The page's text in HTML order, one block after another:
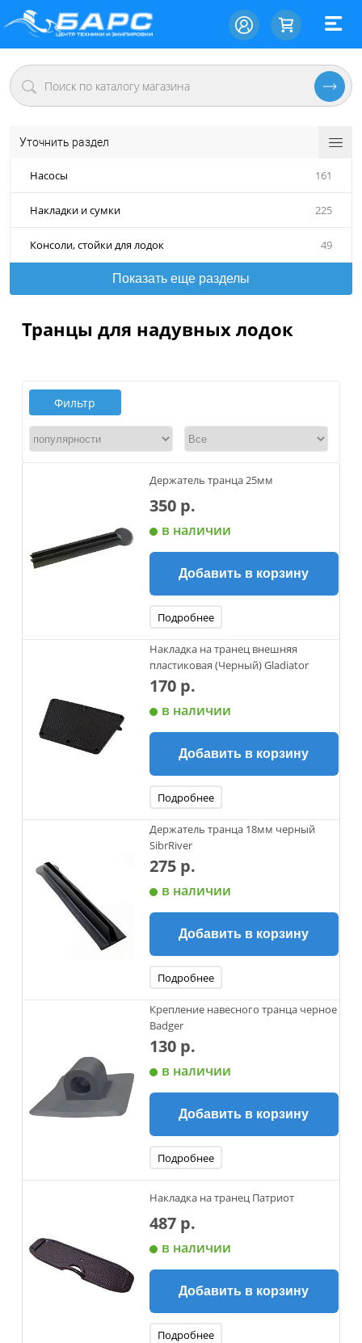
Уточнить раздел
Насосы 161
Накладки и сумки 225
Консоли, стойки для лодок 49
Показать еще разделы
Транцы для надувных лодок
Фильтр
Держатель транца 25мм
350 р.
в наличии
Добавить в корзину
Подробнее
Накладка на транец внешняя
пластиковая (Черный) Gladiator
170 р.
в наличии
Добавить в корзину
Подробнее
Держатель транца 18мм черный
SibrRiver
275 р.
в наличии
Добавить в корзину
Подробнее
Крепление навесного транца черное
Badger
130 р.
в наличии
Добавить в корзину
Подробнее
Накладка на транец Патриот
487 р.
в наличии
Добавить в корзину
Подробнее